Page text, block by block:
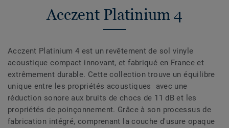
Acczent Platinium 4
Acczent Platinium 4 est un revêtement de sol vinyle
acoustique compact innovant, et fabriqué en France et
extrêmement durable. Cette collection trouve un équilibre
unique entre les propriétés acoustiques avec une
réduction sonore aux bruits de chocs de 11 dB et les
propriétés de poinçonnement. Grâce à son processus de
fabrication intégré, comprenant la couche d'usure opaque